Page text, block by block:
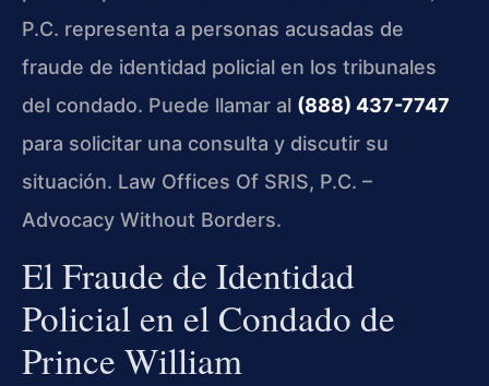
P.C. representa a personas acusadas de
fraude de identidad policial en los tribunales
del condado. Puede llamar al (888) 437-7747
para solicitar una consulta y discutir su
situación. Law Offices Of SRIS, P.C. –
Advocacy Without Borders.
El Fraude de Identidad
Policial en el Condado de
Prince William